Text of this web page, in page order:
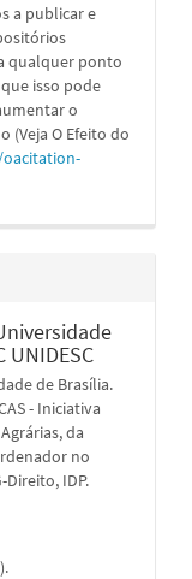
a publicar e
qualquer ponto
isso pode
o
(Veja O Efeito do
UNIDESC
de Brasília.
- Iniciativa
da
no
Direito, IDP.